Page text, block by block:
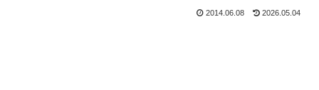
2014.06.08 2026.05.04